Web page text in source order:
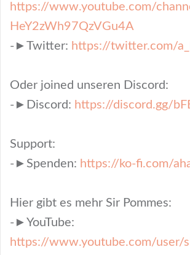
https://www.youtube.com/
HeY2zWh97QzVGu4A
-►Twitter: https://twitter.com/
Oder joined unseren Discord:
-►Discord: https://discord.gg/
Support:
-►Spenden: https://ko-fi.com/
Hier gibt es mehr Sir Pommes:
-►YouTube:
https://www.youtube.com/user/